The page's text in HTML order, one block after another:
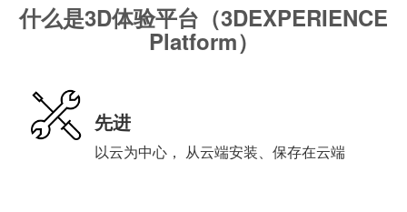
什么是3D体验平台（3DEXPERIENCE
Platform）
先进
以云为中心， 从云端安装、保存在云端